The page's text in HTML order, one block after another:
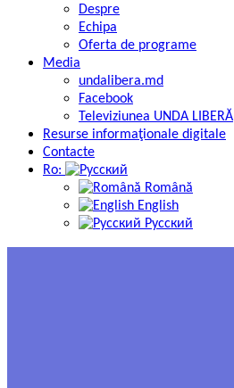
Despre
Echipa
Oferta de programe
Media
undalibera.md
Facebook
Televiziunea UNDA LIBERĂ
Resurse informaţionale digitale
Contacte
Ro:
Română
English
Русский